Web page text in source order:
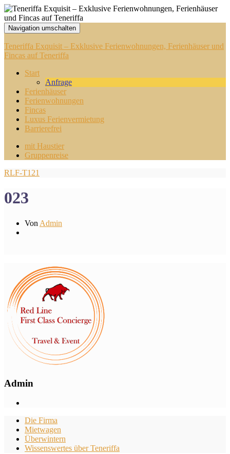
Navigation umschalten
Teneriffa Exquisit – Exklusive Ferienwohnungen, Ferienhäuser und
Fincas auf Teneriffa
Start
Anfrage
Ferienhäuser
Ferienwohnungen
Fincas
Luxus Ferienvermietung
Barrierefrei
mit Haustier
Gruppenreise
RLF-T121
023
Von Admin
Admin
Die Firma
Mietwagen
Überwintern
Wissenswertes über Teneriffa